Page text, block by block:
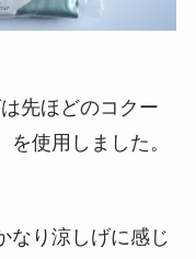
先ほどのコクー
を使用しました。
なり涼しげに感じ